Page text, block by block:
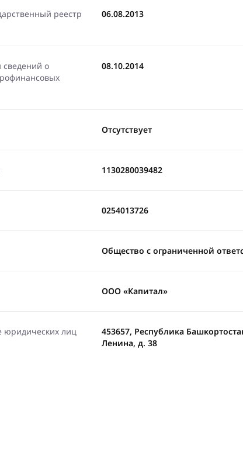
реестр
06.08.2013
сведений о
08.10.2014
Отсутствует
1130280039482
0254013726
Общество с ограниченной
ООО «Капитал»
юридических лиц
453657, Республика
Ленина, д. 38